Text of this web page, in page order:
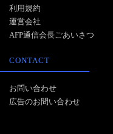
利用規約
運営会社
AFP通信会長ごあいさつ
CONTACT
お問い合わせ
広告のお問い合わせ